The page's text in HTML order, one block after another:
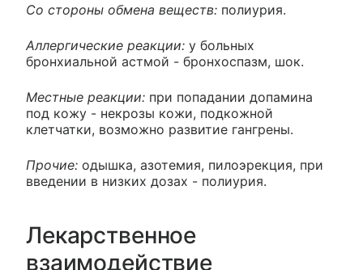
Со стороны обмена веществ: полиурия.
Аллергические реакции: у больных
бронхиальной астмой - бронхоспазм, шок.
Местные реакции: при попадании допамина
под кожу - некрозы кожи, подкожной
клетчатки, возможно развитие гангрены.
Прочие: одышка, азотемия, пилоэрекция, при
введении в низких дозах - полиурия.
Лекарственное
взаимодействие